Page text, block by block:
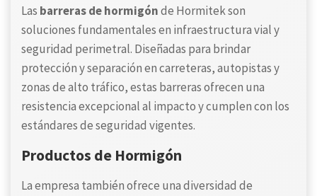
Las barreras de hormigónde Hormitek son
soluciones fundamentales en infraestructura vial y
seguridad perimetral. Diseñadas para brindar
protección y separación en carreteras, autopistas y
zonas de alto tráfico, estas barreras ofrecen una
resistencia excepcional al impacto y cumplen con los
estándares de seguridad vigentes.
Productos de Hormigón
La empresa también ofrece una diversidad de